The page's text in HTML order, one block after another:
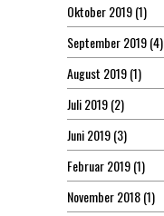
Oktober 2019(1)
September 2019(4)
August 2019(1)
Juli 2019(2)
Juni 2019(3)
Februar 2019(1)
November 2018(1)